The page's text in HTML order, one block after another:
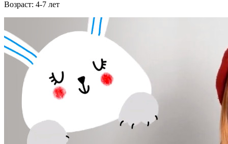
Возраст: 4-7 лет